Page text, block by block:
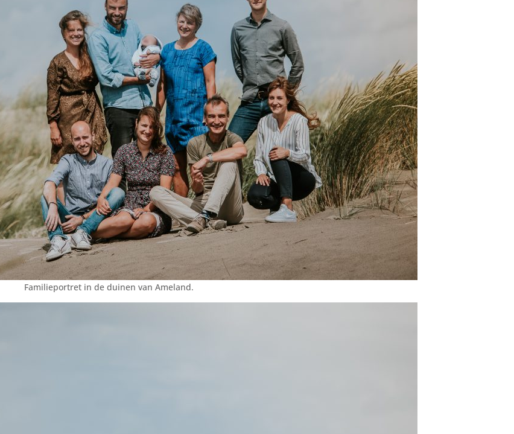
Familieportret in de duinen van Ameland.